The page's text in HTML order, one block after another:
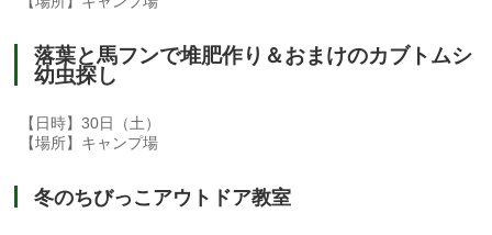
落葉と馬フンで堆肥作り＆おまけのカブトムシ
幼虫探し
【日時】30日（土）
【場所】キャンプ場
冬のちびっこアウトドア教室